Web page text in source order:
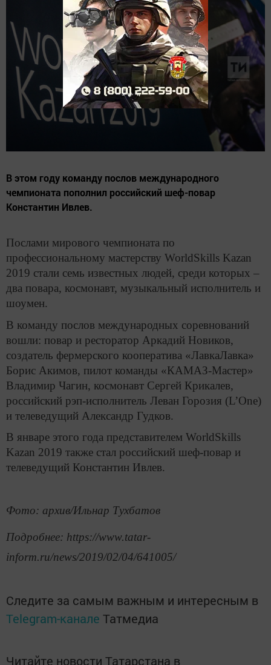
В этом году команду послов международного
чемпионата пополнил российский шеф-повар
Константин Ивлев.
Послами мирового чемпионата по
профессиональному мастерству WorldSkills Kazan
2019 стали семь известных людей, среди которых –
два повара, космонавт, музыкальный исполнитель и
шоумен.
В команду послов международных соревнований
вошли: повар и ресторатор Аркадий Новиков,
создатель фермерского кооператива «ЛавкаЛавка»
Борис Акимов, пилот команды «КАМАЗ-Мастер»
Владимир Чагин, космонавт Сергей Крикалев,
российский рэп-исполнитель Леван Горозия (L’One)
и телеведущий Александр Гудков.
В январе этого года представителем WorldSkills
Kazan 2019 также стал российский шеф-повар и
телеведущий Константин Ивлев.
Фото: архив/Ильнар Тухбатов
Подробнее: https://www.tatar-
inform.ru/news/2019/02/04/641005/
Следите за самым важным и интересным в
Telegram-канале Татмедиа
Читайте новости Татарстана в